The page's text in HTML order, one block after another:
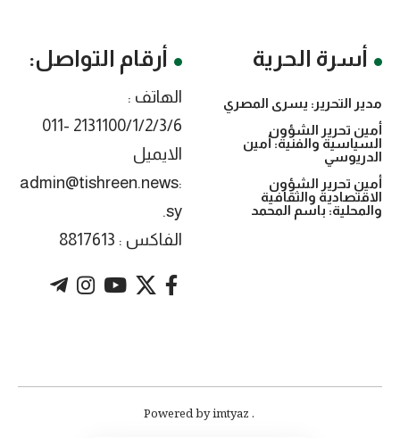
أسرة الحرية
مدير التحرير: يسرى المصري
أمين تحرير الشؤون
السياسية والفنية: أمين
الدريوسي
أمين تحرير الشؤون
الاقتصادية والثقافية
والمحلية: باسم المحمد
أرقام التواصل:
الهاتف :
2131100/1/2/3/6 -011
الايميل
:admin@tishreen.news
.sy
الفاكس : 8817613
. Powered by imtyaz